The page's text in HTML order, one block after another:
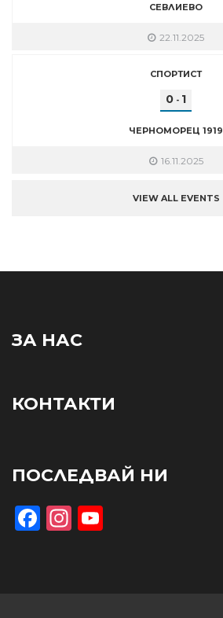
СЕВЛИЕВО
22.11.2025
СПОРТИСТ
0 - 1
ЧЕРНОМОРЕЦ 1919
16.11.2025
VIEW ALL EVENTS
ЗА НАС
КОНТАКТИ
ПОСЛЕДВАЙ НИ
Facebook
Instagram